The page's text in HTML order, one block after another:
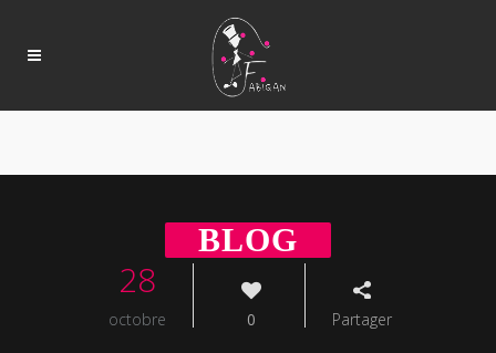
28
octobre 0 Partager